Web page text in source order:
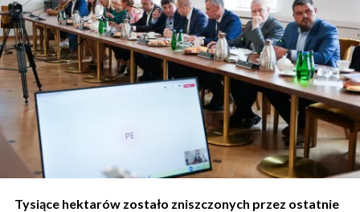
Tysiące hektarów zostało zniszczonych przez ostatnie